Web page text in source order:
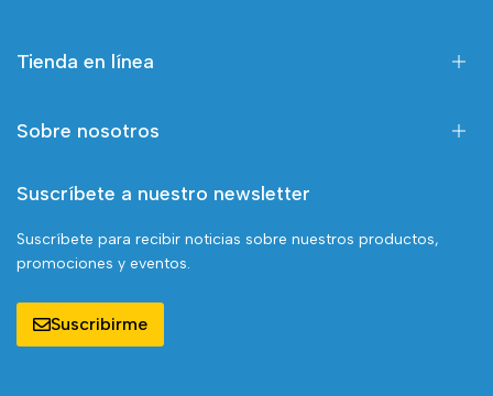
Tienda en línea
Sobre nosotros
Suscríbete a nuestro newsletter
Suscríbete para recibir noticias sobre nuestros productos,
promociones y eventos.
Suscribirme